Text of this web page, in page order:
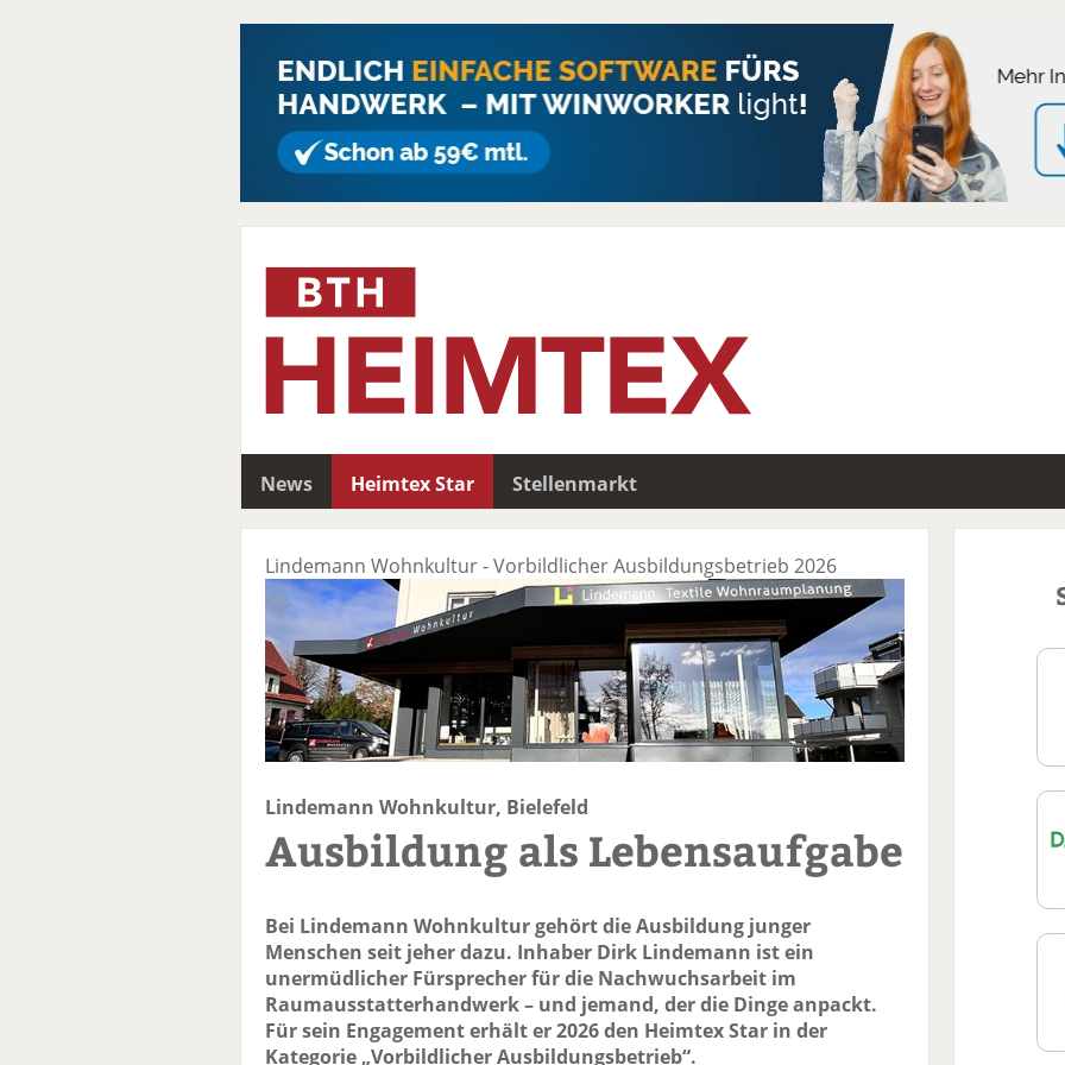
News Heimtex Star
Stellenmarkt
Lindemann Wohnkultur - Vorbildlicher Ausbildungsbetrieb 2026
Lindemann Wohnkultur, Bielefeld
Ausbildung als Lebensaufgabe
Bei Lindemann Wohnkultur gehört die Ausbildung junger
Menschen seit jeher dazu. Inhaber Dirk Lindemann ist ein
unermüdlicher Fürsprecher für die Nachwuchsarbeit im
Raumausstatterhandwerk – und jemand, der die Dinge anpackt.
Für sein Engagement erhält er 2026 den Heimtex Star in der
Kategorie „Vorbildlicher Ausbildungsbetrieb“.